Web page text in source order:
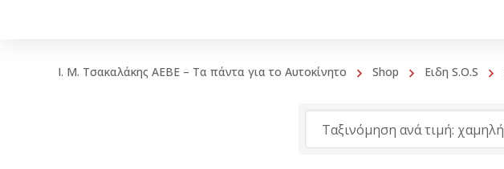
Ι. Μ. Τσακαλάκης ΑΕΒΕ – Τα πάντα για το Αυτοκίνητο Shop Ειδη S.O.S